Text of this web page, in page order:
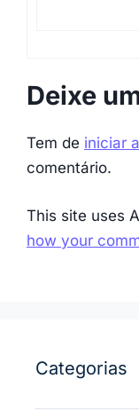
Deixe
Tem de iniciar
comentário.
This site uses
how your
Categorias